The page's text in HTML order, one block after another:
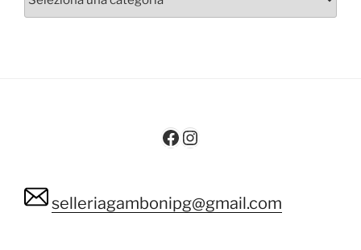
Facebook
Instagram
selleriagambonipg@gmail.com